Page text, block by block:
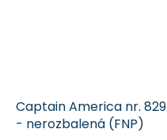
Captain America nr. 829
- nerozbalená (FNP)